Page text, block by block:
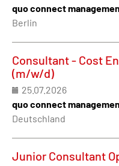
quo connect
Berlin
Consultant - Cost
(m/w/d)
25.07.2026
quo connect
Deutschland
Junior Consultant